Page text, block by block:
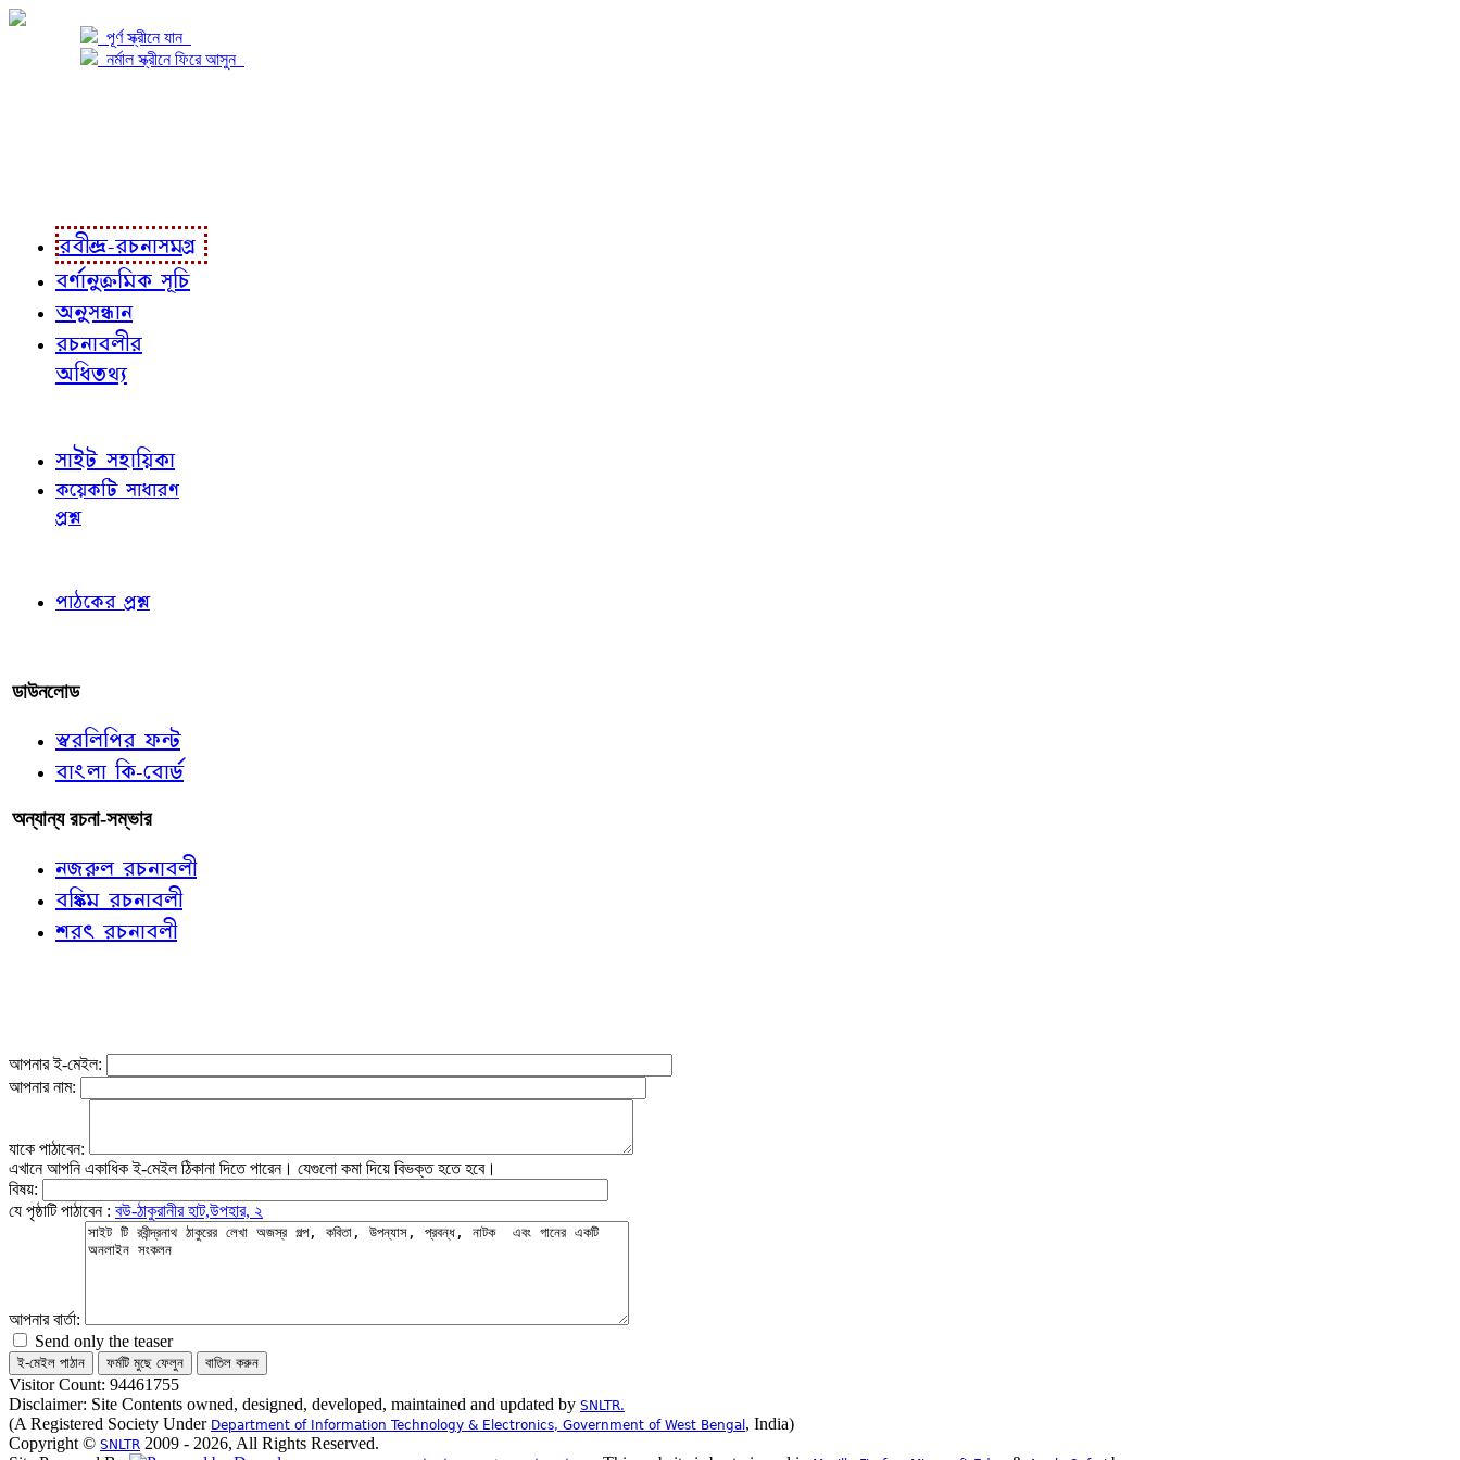
পূর্ণ স্ক্রীনে যান
নর্মাল স্ক্রীনে ফিরে আসুন
রবীন্দ্র-রচনাসমগ্র
বর্ণানুক্রমিক সূচি
অনুসন্ধান
রচনাবলীর
অধিতথ্য
সাইট সহায়িকা
কয়েকটি সাধারণ
প্রশ্ন
পাঠকের প্রশ্ন
ডাউনলোড
স্বরলিপির ফন্ট
বাংলা কি-বোর্ড
অন্যান্য রচনা-সম্ভার
নজরুল রচনাবলী
বঙ্কিম রচনাবলী
শরৎ রচনাবলী
আপনার ই-মেইল:
আপনার নাম:
যাকে পাঠাবেন:
এখানে আপনি একাধিক ই-মেইল ঠিকানা দিতে পারেন। যেগুলো কমা দিয়ে বিভক্ত হতে হবে।
বিষয়:
যে পৃষ্ঠাটি পাঠাবেন : বউ-ঠাকুরানীর হাট,উপহার, ২
আপনার বার্তা:
Send only the teaser
Visitor Count: 94461755
Disclaimer: Site Contents owned, designed, developed, maintained and updated by SNLTR.
(A Registered Society Under Department of Information Technology & Electronics, Government of West Bengal , India)
Copyright © SNLTR 2009 - 2026, All Rights Reserved.